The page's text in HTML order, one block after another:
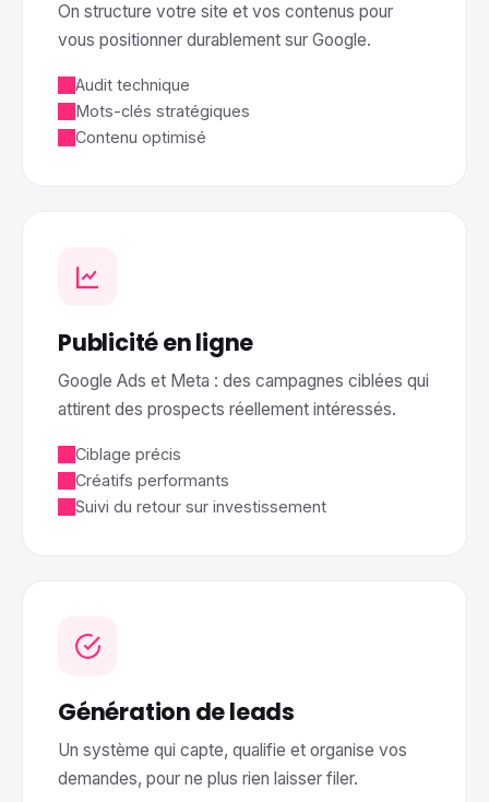
On structure votre site et vos contenus pour
vous positionner durablement sur Google.
Audit technique
Mots-clés stratégiques
Contenu optimisé
Publicité en ligne
Google Ads et Meta : des campagnes ciblées qui
attirent des prospects réellement intéressés.
Ciblage précis
Créatifs performants
Suivi du retour sur investissement
Génération de leads
Un système qui capte, qualifie et organise vos
demandes, pour ne plus rien laisser filer.